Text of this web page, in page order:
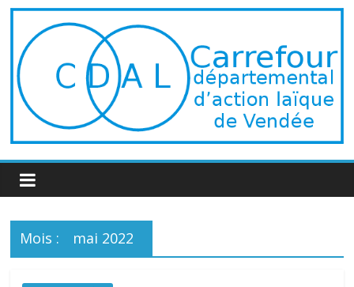
Passer
contenu
Carrefour
Départemental
d'Action
Mois : mai 2022